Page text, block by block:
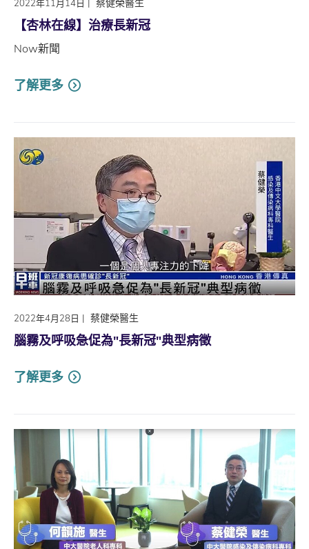
2022年11月14日 | 蔡健榮醫生
【杏林在線】治療長新冠
Now新聞
了解更多
2022年4月28日 | 蔡健榮醫生
腦霧及呼吸急促為"長新冠"典型病徵
了解更多